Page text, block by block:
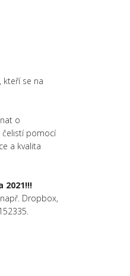
kteří se na
o
čelistí pomocí
a kvalita
2021!!!
Dropbox,